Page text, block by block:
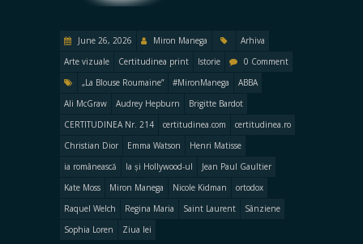
June 26, 2026 Miron Manega
Arhiva
Arte vizuale
Certitudinea print Istorie
0 Comment
„La Blouse Roumaine”
#MironManega
ABBA
Ali McGraw
Audrey Hepburn
Brigitte Bardot
CERTITUDINEA Nr. 214
certitudinea.com
certitudinea.ro
Christian Dior
Emma Watson
Henri Matisse
ia românească
Ia și Hollywood-ul
Jean Paul Gaultier
Kate Moss
Miron Manega Nicole Kidman
ortodox
Raquel Welch
Regina Maria Saint Laurent
Sânziene
Sophia Loren
Ziua Iei